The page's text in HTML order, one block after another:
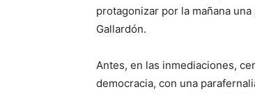
protagonizar por la mañana
Gallardón.
Antes, en las inmediaciones,
democracia, con una